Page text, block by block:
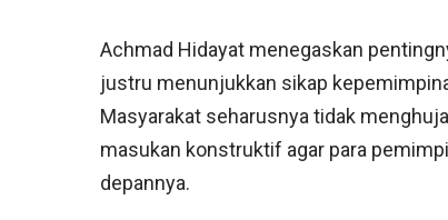
Achmad Hidayat menegaskan
justru menunjukkan sikap
Masyarakat seharusnya tidak
masukan konstruktif agar para
depannya.